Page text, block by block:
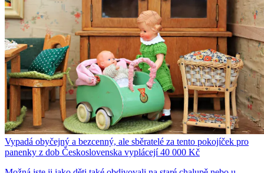
Vypadá obyčejný a bezcenný, ale sběratelé za tento pokojíček pro
panenky z dob Československa vyplácejí 40 000 Kč